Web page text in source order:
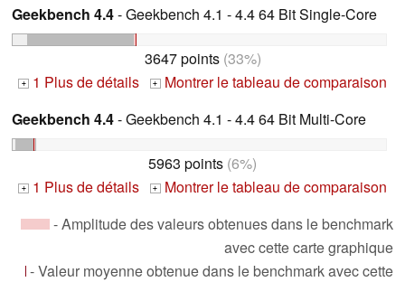
Geekbench 4.4- Geekbench 4.1 - 4.4 64 Bit Single-Core
3647 points(33%)
+ 1 Plus de détails + Montrer le tableau de comparaison
Geekbench 4.4- Geekbench 4.1 - 4.4 64 Bit Multi-Core
5963 points (6%)
+ 1 Plus de détails + Montrer le tableau de comparaison
- Amplitude des valeurs obtenues dans le benchmark
avec cette carte graphique
- Valeur moyenne obtenue dans le benchmark avec cette